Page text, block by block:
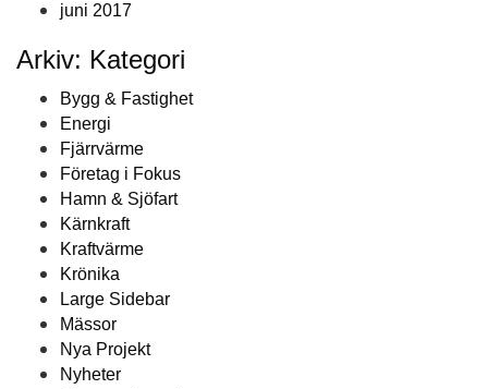
juni 2017
Arkiv: Kategori
Bygg & Fastighet
Energi
Fjärrvärme
Företag i Fokus
Hamn & Sjöfart
Kärnkraft
Kraftvärme
Krönika
Large Sidebar
Mässor
Nya Projekt
Nyheter